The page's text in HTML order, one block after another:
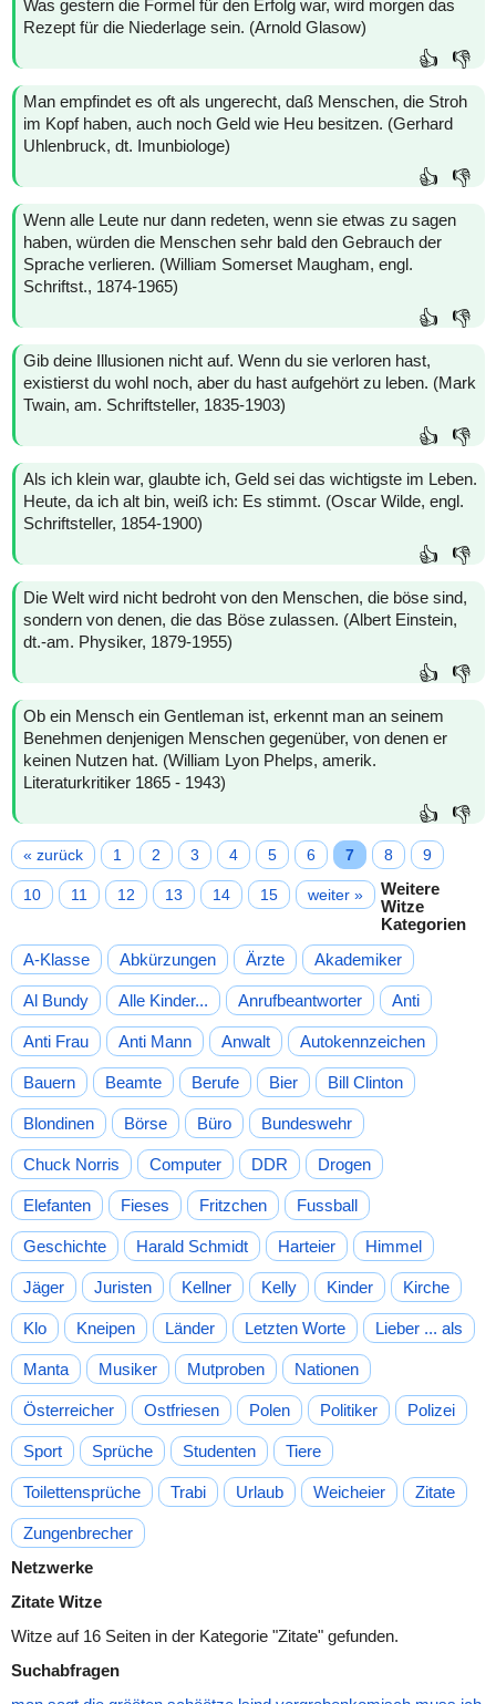
Was gestern die Formel für den Erfolg war, wird morgen das
Rezept für die Niederlage sein. (Arnold Glasow)
👍 👎
Man empfindet es oft als ungerecht, daß Menschen, die Stroh
im Kopf haben, auch noch Geld wie Heu besitzen. (Gerhard
Uhlenbruck, dt. Imunbiologe)
👍 👎
Wenn alle Leute nur dann redeten, wenn sie etwas zu sagen
haben, würden die Menschen sehr bald den Gebrauch der
Sprache verlieren. (William Somerset Maugham, engl.
Schriftst., 1874-1965)
👍 👎
Gib deine Illusionen nicht auf. Wenn du sie verloren hast,
existierst du wohl noch, aber du hast aufgehört zu leben. (Mark
Twain, am. Schriftsteller, 1835-1903)
👍 👎
Als ich klein war, glaubte ich, Geld sei das wichtigste im Leben.
Heute, da ich alt bin, weiß ich: Es stimmt. (Oscar Wilde, engl.
Schriftsteller, 1854-1900)
👍 👎
Die Welt wird nicht bedroht von den Menschen, die böse sind,
sondern von denen, die das Böse zulassen. (Albert Einstein,
dt.-am. Physiker, 1879-1955)
👍 👎
Ob ein Mensch ein Gentleman ist, erkennt man an seinem
Benehmen denjenigen Menschen gegenüber, von denen er
keinen Nutzen hat. (William Lyon Phelps, amerik.
Literaturkritiker 1865 - 1943)
👍 👎
« zurück 1 2 3 4 5 6 7 8 9
10 11 12 13 14 15 weiter »
Weitere
Witze
Kategorien
A-Klasse
Abkürzungen Ärzte Akademiker
Al Bundy Alle Kinder... Anrufbeantworter Anti
Anti Frau Anti Mann Anwalt Autokennzeichen
Bauern Beamte Berufe Bier Bill Clinton
Blondinen Börse Büro Bundeswehr
Chuck Norris Computer DDR Drogen
Elefanten Fieses Fritzchen Fussball
Geschichte Harald Schmidt Harteier Himmel
Jäger Juristen Kellner Kelly Kinder Kirche
Klo Kneipen Länder Letzten Worte Lieber ... als
Manta Musiker Mutproben Nationen
Österreicher Ostfriesen Polen Politiker Polizei
Sport Sprüche Studenten Tiere
Toilettensprüche Trabi Urlaub Weicheier Zitate
Zungenbrecher
Netzwerke
Zitate Witze
Witze auf 16 Seiten in der Kategorie "Zitate" gefunden.
Suchabfragen